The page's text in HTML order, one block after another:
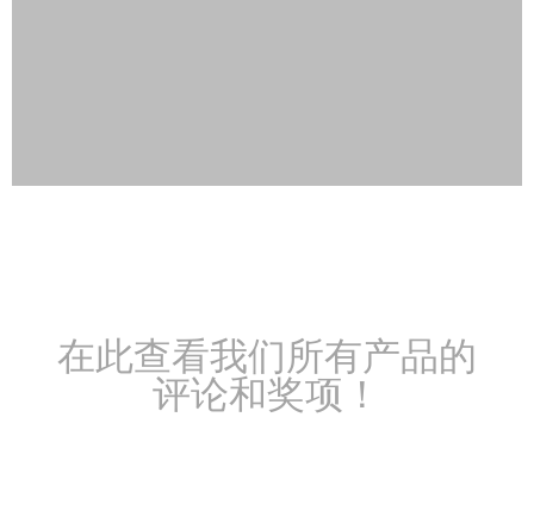
在此查看我们所有产品的
评论和奖项！